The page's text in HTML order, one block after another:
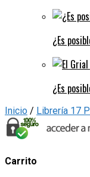
¿Es
¿Es
Inicio / Librería 17
Carrito